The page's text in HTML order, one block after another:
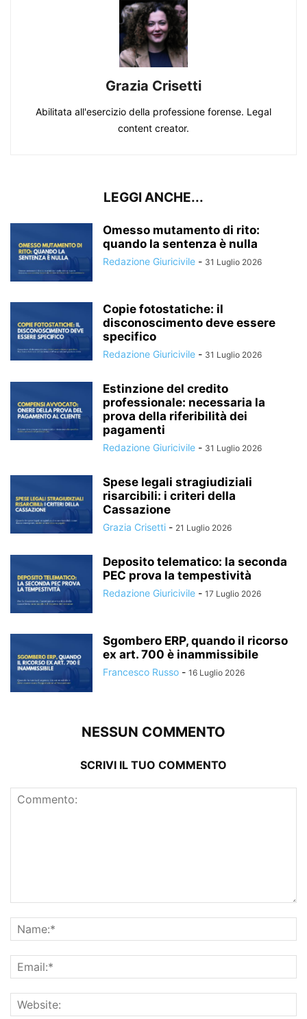
Grazia Crisetti
Abilitata all'esercizio della professione forense. Legal
content creator.
LEGGI ANCHE...
Omesso mutamento di rito:
quando la sentenza è nulla
Redazione Giuricivile - 31 Luglio 2026
Copie fotostatiche: il
disconoscimento deve essere
specifico
Redazione Giuricivile - 31 Luglio 2026
Estinzione del credito
professionale: necessaria la
prova della riferibilità dei
pagamenti
Redazione Giuricivile - 31 Luglio 2026
Spese legali stragiudiziali
risarcibili: i criteri della
Cassazione
Grazia Crisetti - 21 Luglio 2026
Deposito telematico: la seconda
PEC prova la tempestività
Redazione Giuricivile - 17 Luglio 2026
Sgombero ERP, quando il ricorso
ex art. 700 è inammissibile
Francesco Russo - 16 Luglio 2026
NESSUN COMMENTO
SCRIVI IL TUO COMMENTO